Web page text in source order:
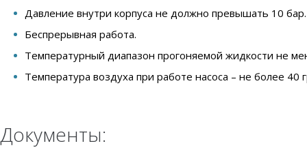
Давление внутри корпуса не должно превышать 10 бар.
Беспрерывная работа.
Температурный диапазон прогоняемой жидкости не
Температура воздуха при работе насоса – не более 40
Документы: